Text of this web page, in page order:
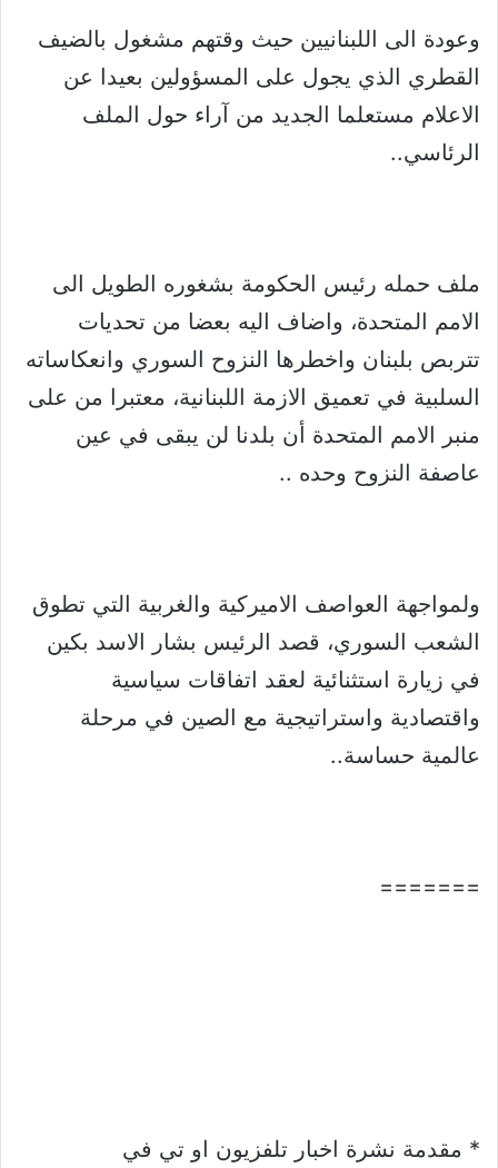
وعودة الى اللبنانيين حيث وقتهم مشغول بالضيف
القطري الذي يجول على المسؤولين بعيدا عن
الاعلام مستعلما الجديد من آراء حول الملف
الرئاسي..
ملف حمله رئيس الحكومة بشغوره الطويل الى
الامم المتحدة، واضاف اليه بعضا من تحديات
تتربص بلبنان واخطرها النزوح السوري وانعكاساته
السلبية في تعميق الازمة اللبنانية، معتبرا من على
منبر الامم المتحدة أن بلدنا لن يبقى في عين
عاصفة النزوح وحده ..
ولمواجهة العواصف الاميركية والغربية التي تطوق
الشعب السوري، قصد الرئيس بشار الاسد بكين
في زيارة استثنائية لعقد اتفاقات سياسية
واقتصادية واستراتيجية مع الصين في مرحلة
عالمية حساسة..
=======
* مقدمة نشرة اخبار تلفزيون او تي في